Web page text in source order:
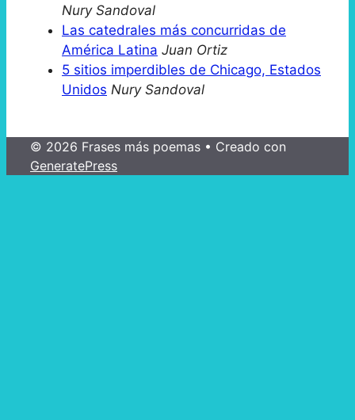
Nury Sandoval
Las catedrales más concurridas de
América Latina Juan Ortiz
5 sitios imperdibles de Chicago, Estados
Unidos Nury Sandoval
© 2026 Frases más poemas • Creado con
GeneratePress